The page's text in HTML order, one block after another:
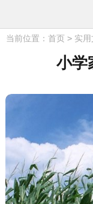
当前位置： 首页 > 实用
小学